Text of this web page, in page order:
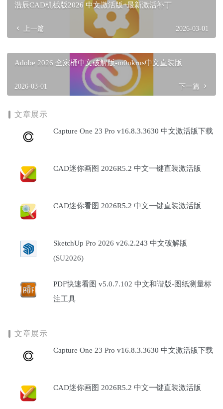
浩辰CAD机械版2026 中文激活版+最新激活补丁
上一篇 2026-03-01
Adobe 2026 全家桶中文破解版-m0nkrus中文直装版
2026-03-01 下一篇
文章展示
Capture One 23 Pro v16.8.3.3630 中文激活版下载
CAD迷你画图 2026R5.2 中文一键直装激活版
CAD迷你看图 2026R5.2 中文一键直装激活版
SketchUp Pro 2026 v26.2.243 中文破解版
(SU2026)
PDF快速看图 v5.0.7.102 中文和谐版-图纸测量标
注工具
文章展示
Capture One 23 Pro v16.8.3.3630 中文激活版下载
CAD迷你画图 2026R5.2 中文一键直装激活版